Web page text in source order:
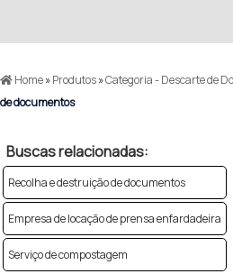
Home»Produtos»Categoria - Descarte de
de documentos
Buscas relacionadas:
Recolha e destruição de documentos
Empresa de locação de prensa enfardadeira
Serviço de compostagem